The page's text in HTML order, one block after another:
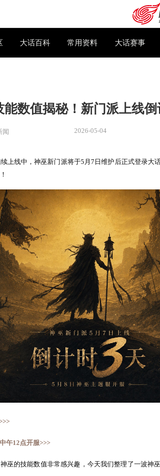
购卡充值
> 新闻 > 新闻
神巫技能数值揭秘！新
2026-
歌长吟》陆续上线中，神巫新门派将于5月7
午12点开服！